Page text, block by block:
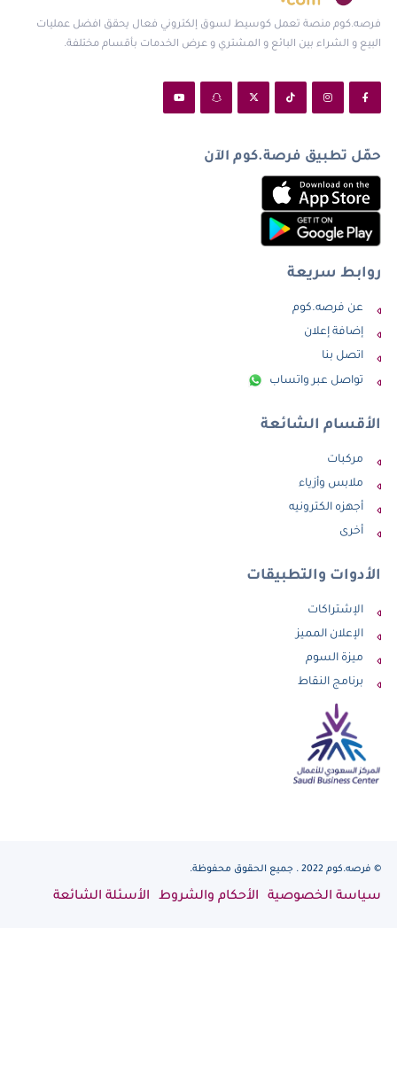
فرصه.كوم منصة تعمل كوسيط لسوق إلكتروني فعال يحقق افضل عمليات
البيع و الشراء بين البائع و المشتري و عرض الخدمات بأقسام مختلفة.
حمّل تطبيق فرصة.كوم الآن
روابط سريعة
عن فرصه.كوم
إضافة إعلان
اتصل بنا
تواصل عبر واتساب
الأقسام الشائعة
مركبات
ملابس وأزياء
أجهزه الكترونيه
أخرى
الأدوات والتطبيقات
الإشتراكات
الإعلان المميز
ميزة السوم
برنامج النقاط
© فرصه.كوم 2022 . جميع الحقوق محفوظة.
سياسة الخصوصية الأحكام والشروط الأسئلة الشائعة